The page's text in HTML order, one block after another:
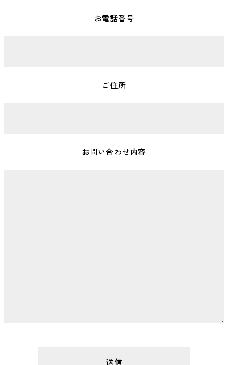
お電話番号
ご住所
お問い合わせ内容